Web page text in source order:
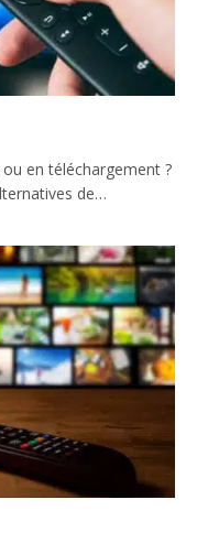
en téléchargement ?
de…